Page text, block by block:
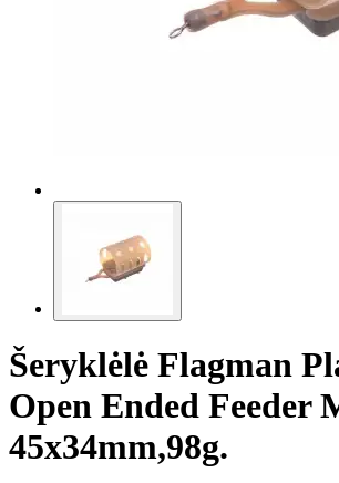
Šeryklėlė Flagman
Open Ended Feeder
45x34mm,98g.